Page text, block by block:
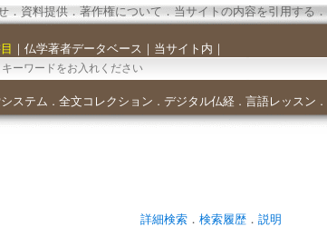
． 資料提供． 著作権について．当サイトの内容を引用する ．
｜ 仏学著者データベース ｜ 当サイト内 ｜
ステム ． 全文コレクション ． デジタル仏経． 言語レッスン ．
詳細検索． 検索履歴． 説明